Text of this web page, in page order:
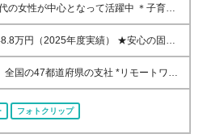
の女性が中心となって活躍中 ＊子育て
も多数在籍 ＊未経験者も歓迎 ◆高卒
持ちの方 - 業界・業種・職種・
無理のない働き方をしたい …お客さま先
OK！17時には退勤できます。 また、
。 ◇子育てとの両立を目指
万円（2025年度実績） ★安心の固定
インセンティブ！手当も充実 月給21
＋諸手当＋インセンティブ＋賞与年2回
上評価だけでなく、日々の頑張りや成果
全国の47都道府県の支社 *リモートワー
アオフィスを活用した柔軟な働き方が可
希望に合わせて配属 *U・Iターン歓迎 *
で転居が必要になった場合の異動も可能
クについて リモートワークのインフ
フォトクリップ